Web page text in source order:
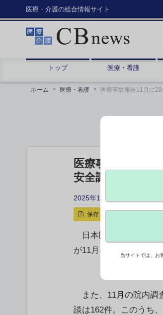
医療・介護の総合情報サイト
トップ 医療・看護
ホーム 医療・看護 医療事故報告11月に
医療事故報告11
安全調査機構
2025年12月11日 15:30
保存
日本医療安全調査機
が11月に28件あった。
また、11月の院内調
談は162件。このうち
当サイトでは、お